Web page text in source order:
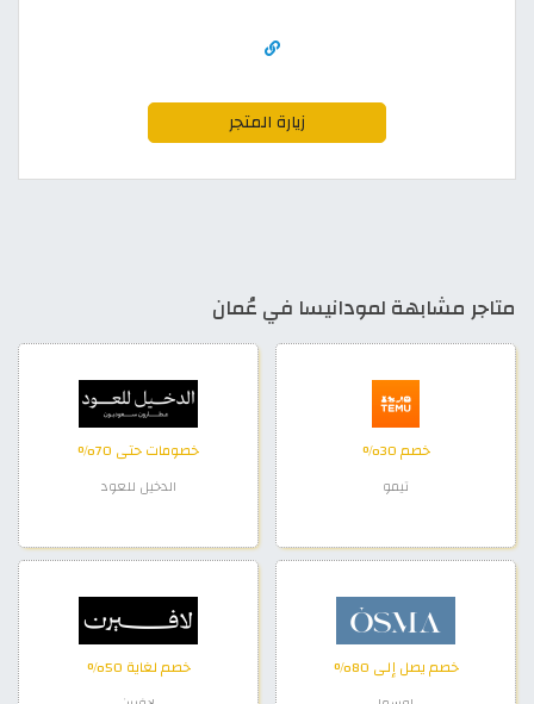
زيارة المتجر
متاجر مشابهة لمودانيسا في عُمان
خصم 30%
تيمو
خصومات حتى 70%
الدخيل للعود
خصم يصل إلى 80% خصم لغاية 50%